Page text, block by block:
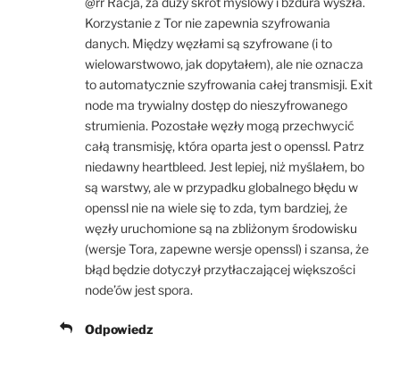
Korzystanie z Tor nie zapewnia szyfrowania
danych. Między węzłami są szyfrowane (i to
wielowarstwowo, jak dopytałem), ale nie oznacza
to automatycznie szyfrowania całej transmisji. Exit
node ma trywialny dostęp do nieszyfrowanego
strumienia. Pozostałe węzły mogą przechwycić
całą transmisję, która oparta jest o openssl. Patrz
niedawny heartbleed. Jest lepiej, niż myślałem, bo
są warstwy, ale w przypadku globalnego błędu w
openssl nie na wiele się to zda, tym bardziej, że
węzły uruchomione są na zbliżonym środowisku
(wersje Tora, zapewne wersje openssl) i szansa, że
błąd będzie dotyczył przytłaczającej większości
node’ów jest spora.
Odpowiedz